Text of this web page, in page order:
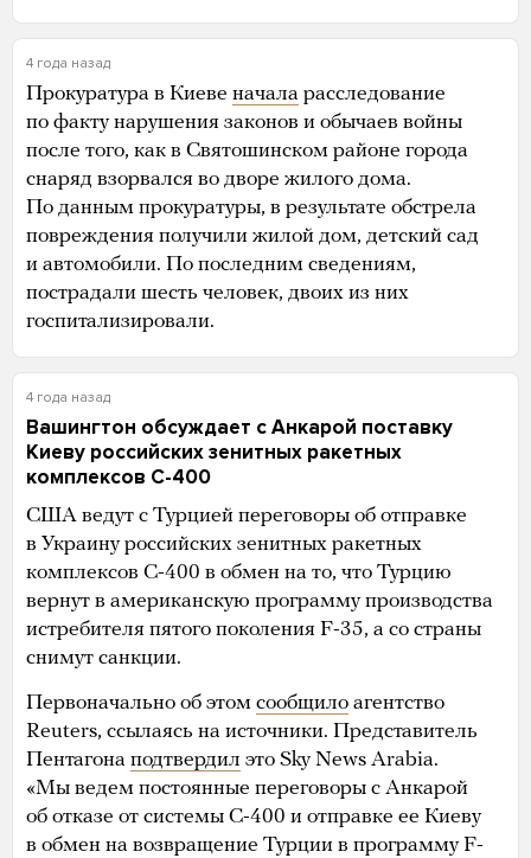
4 года назад
Прокуратура в Киеве начала расследование
по факту нарушения законов и обычаев войны
после того, как в Святошинском районе города
снаряд взорвался во дворе жилого дома.
По данным прокуратуры, в результате обстрела
повреждения получили жилой дом, детский сад
и автомобили. По последним сведениям,
пострадали шесть человек, двоих из них
госпитализировали.
4 года назад
Вашингтон обсуждает с Анкарой поставку
Киеву российских зенитных ракетных
комплексов С-400
США ведут с Турцией переговоры об отправке
в Украину российских зенитных ракетных
комплексов С-400 в обмен на то, что Турцию
вернут в американскую программу производства
истребителя пятого поколения F-35, а со страны
снимут санкции.
Первоначально об этом сообщило агентство
Reuters, ссылаясь на источники. Представитель
Пентагона подтвердил это Sky News Arabia.
«Мы ведем постоянные переговоры с Анкарой
об отказе от системы С-400 и отправке ее Киеву
в обмен на возвращение Турции в программу F-